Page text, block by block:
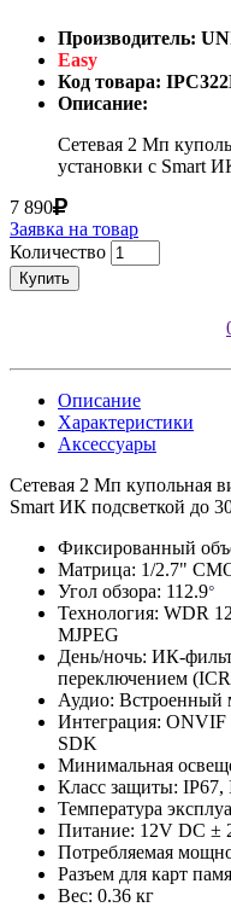
Производитель:
Easy
Код товара:
Описание:
Сетевая 2 Мп
установки с Smart
7 890
Заявка на товар
Количество
Купить
Описание
Характеристики
Аксессуары
Сетевая 2 Мп купольная
Smart ИК подсветкой до
Фиксированный
Матрица: 1/2.7"
Угол обзора: 112.9°
Технология: WDR
MJPEG
День/ночь: ИК-
переключением
Аудио: Встроенный
Интеграция: ONVIF
SDK
Минимальная
Класс защиты: IP67,
Температура
Питание: 12V DC ±
Потребляемая
Разъем для карт
Вес: 0.36 кг